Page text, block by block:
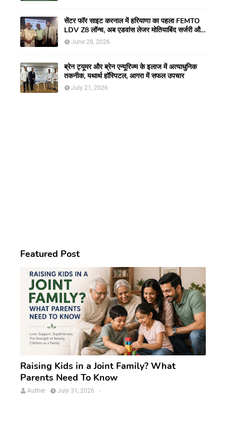
सेंटर फॉर साइट करनाल में हरियाणा का पहला FEMTO
LDV Z8 लॉन्च, अब एडवांस लेजर मोतियाबिंद सर्जरी और
CLEAR विजन करेक्शन की सुविधा
June 28, 2026
ब्रेन ट्यूमर और ब्रेन एन्यूरिज्म के इलाज में अत्याधुनिक
तकनीक, यथार्थ हॉस्पिटल, आगरा में सफल उपचार
July 21, 2026
Featured Post
Raising Kids in a Joint Family? What
Parents Need To Know
Auther -
July 31, 2026